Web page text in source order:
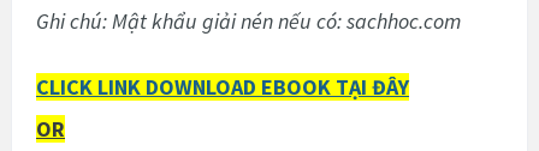
Ghi chú: Mật khẩu giải nén nếu có: sachhoc.com
CLICK LINK DOWNLOAD EBOOK TẠI ĐÂY
OR